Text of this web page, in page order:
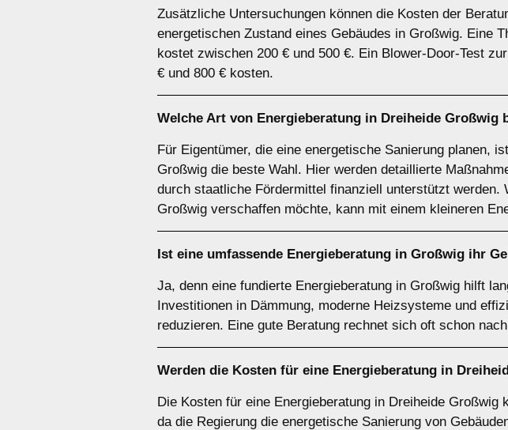
Zusätzliche Untersuchungen können die Kosten der
energetischen Zustand eines Gebäudes in Großwig. Eine
kostet zwischen 200 € und 500 €. Ein Blower-Door-Test
€ und 800 € kosten.
Welche Art von Energieberatung in Dreiheide
Für Eigentümer, die eine energetische Sanierung planen,
Großwig die beste Wahl. Hier werden detaillierte
durch staatliche Fördermittel finanziell unterstützt
Großwig verschaffen möchte, kann mit einem kleineren
Ist eine umfassende Energieberatung in Großwig ihr
Ja, denn eine fundierte Energieberatung in Großwig hilft
Investitionen in Dämmung, moderne Heizsysteme und
reduzieren. Eine gute Beratung rechnet sich oft schon
Werden die Kosten für eine Energieberatung in
Die Kosten für eine Energieberatung in Dreiheide
da die Regierung die energetische Sanierung von